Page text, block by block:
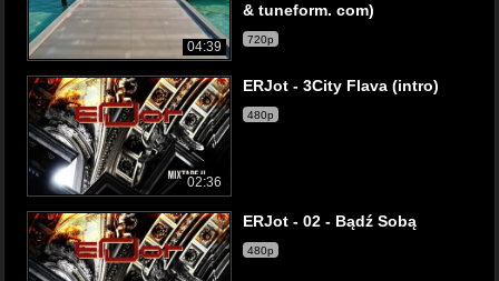
04:39
& tuneform. com)
720p
02:36
ERJot - 3City Flava (intro)
480p
ERJot - 02 - Bądź Sobą
480p